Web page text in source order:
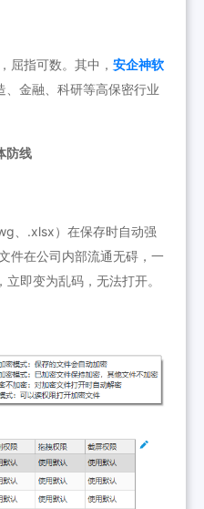
屈指可数。其中， 安企神软
金融、科研等高保密行业
防线
、.xlsx）在保存时自动强
件在公司内部流通无碍，一
即变为乱码，无法打开。